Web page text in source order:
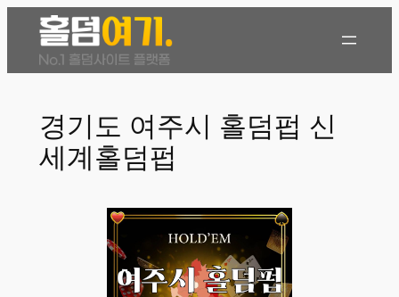
경기도 여주시 홀덤펍 신
세계홀덤펍